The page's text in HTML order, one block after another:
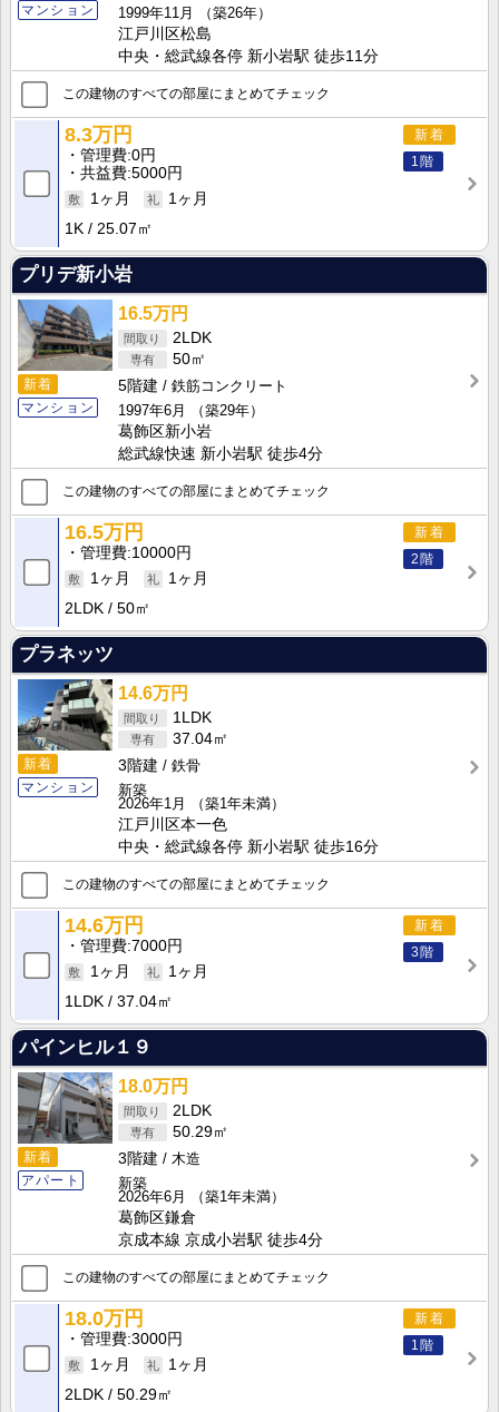
マンション
1999年11月
（築26年）
江戸川区松島
中央・総武線各停 新小岩駅 徒歩11分
この建物のすべての部屋にまとめてチェック
新着
1階
8.3万円
管理費 0円
共益費 5000円
1ヶ月
1ヶ月
1K
25.07㎡
プリデ新小岩
新着
マンション
16.5万円
2LDK
50㎡
5階建
鉄筋コンクリート
1997年6月
（築29年）
葛飾区新小岩
総武線快速 新小岩駅 徒歩4分
この建物のすべての部屋にまとめてチェック
新着
2階
16.5万円
管理費 10000円
1ヶ月
1ヶ月
2LDK
50㎡
プラネッツ
新着
マンション
14.6万円
1LDK
37.04㎡
3階建
鉄骨
新築
2026年1月
（築1年未満）
江戸川区本一色
中央・総武線各停 新小岩駅 徒歩16分
この建物のすべての部屋にまとめてチェック
新着
3階
14.6万円
管理費 7000円
1ヶ月
1ヶ月
1LDK
37.04㎡
パインヒル１９
新着
アパート
18.0万円
2LDK
50.29㎡
3階建
木造
新築
2026年6月
（築1年未満）
葛飾区鎌倉
京成本線 京成小岩駅 徒歩4分
この建物のすべての部屋にまとめてチェック
新着
1階
18.0万円
管理費 3000円
1ヶ月
1ヶ月
2LDK
50.29㎡